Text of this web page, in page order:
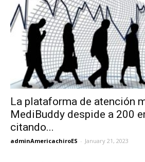
La plataforma de atención
MediBuddy despide a 200
citando...
adminAmericachiroES - January 21, 2023